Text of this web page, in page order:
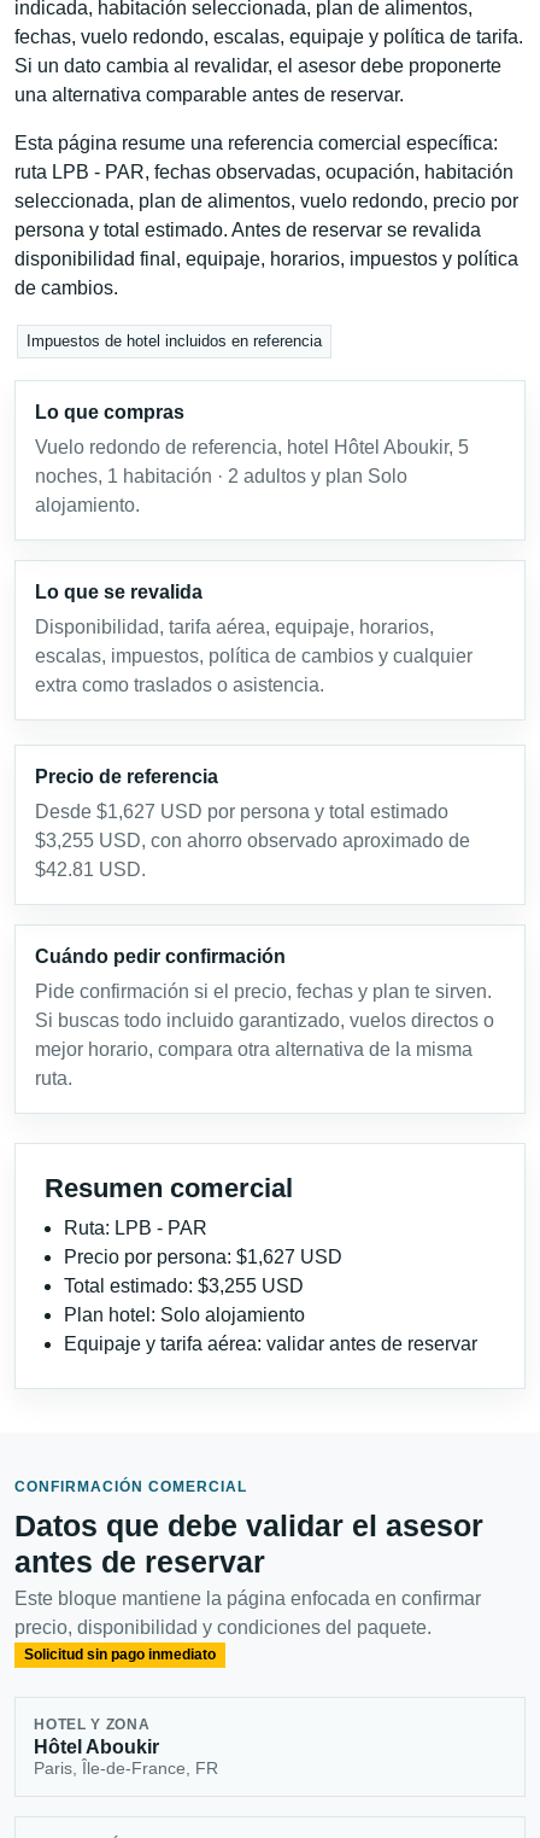
indicada, habitación seleccionada, plan de alimentos,
fechas, vuelo redondo, escalas, equipaje y política de tarifa.
Si un dato cambia al revalidar, el asesor debe proponerte
una alternativa comparable antes de reservar.
Esta página resume una referencia comercial específica:
ruta LPB - PAR, fechas observadas, ocupación, habitación
seleccionada, plan de alimentos, vuelo redondo, precio por
persona y total estimado. Antes de reservar se revalida
disponibilidad final, equipaje, horarios, impuestos y política
de cambios.
Impuestos de hotel incluidos en referencia
Lo que compras
Vuelo redondo de referencia, hotel Hôtel Aboukir, 5
noches, 1 habitación · 2 adultos y plan Solo
alojamiento.
Lo que se revalida
Disponibilidad, tarifa aérea, equipaje, horarios,
escalas, impuestos, política de cambios y cualquier
extra como traslados o asistencia.
Precio de referencia
Desde $1,627 USD por persona y total estimado
$3,255 USD, con ahorro observado aproximado de
$42.81 USD.
Cuándo pedir confirmación
Pide confirmación si el precio, fechas y plan te sirven.
Si buscas todo incluido garantizado, vuelos directos o
mejor horario, compara otra alternativa de la misma
ruta.
Resumen comercial
Ruta: LPB - PAR
Precio por persona: $1,627 USD
Total estimado: $3,255 USD
Plan hotel: Solo alojamiento
Equipaje y tarifa aérea: validar antes de reservar
CONFIRMACIÓN COMERCIAL
Datos que debe validar el asesor
antes de reservar
Este bloque mantiene la página enfocada en confirmar
precio, disponibilidad y condiciones del paquete.
Solicitud sin pago inmediato
HOTEL Y ZONA
Hôtel Aboukir
Paris, Île-de-France, FR